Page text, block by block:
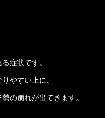
症状です。
やすい上に、
の崩れが出てきます。